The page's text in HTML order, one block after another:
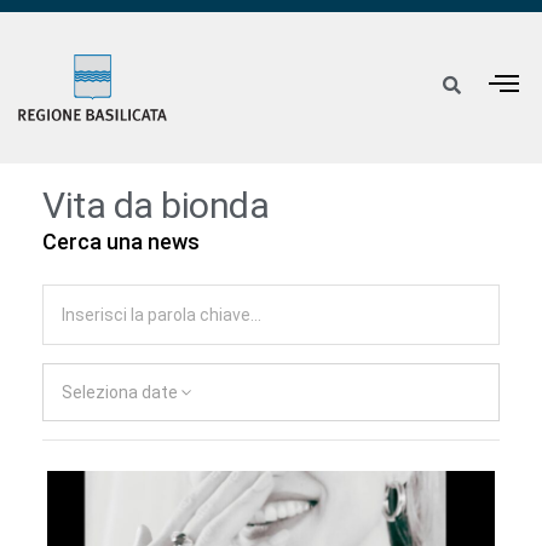
Vita da bionda
Cerca una news
Seleziona date